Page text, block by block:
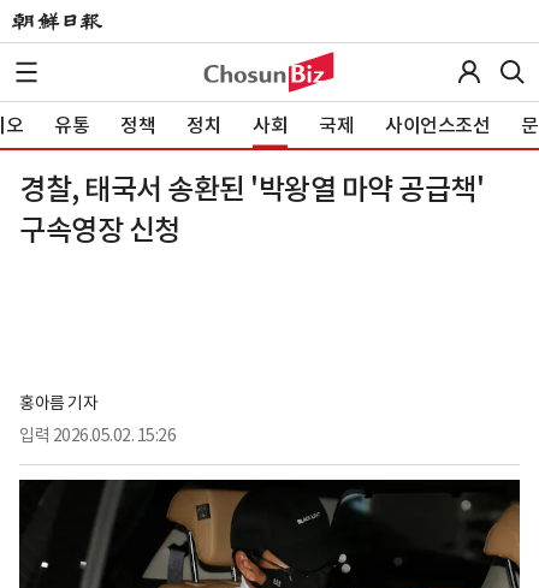
오 유통 정책 정치 사회 국제 사이언스조선
경찰, 태국서 송환된 '박왕열 마약 공급책'
구속영장 신청
홍아름 기자
입력 2026.05.02. 15:26